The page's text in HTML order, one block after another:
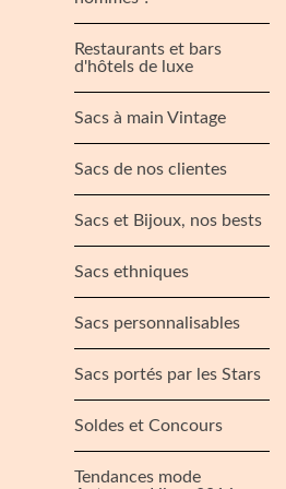
Restaurants et bars
d'hôtels de luxe
Sacs à main Vintage
Sacs de nos clientes
Sacs et Bijoux, nos bests
Sacs ethniques
Sacs personnalisables
Sacs portés par les Stars
Soldes et Concours
Tendances mode